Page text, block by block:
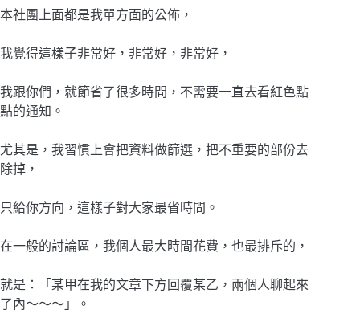
本社團上面都是我單方面的公佈，
我覺得這樣子非常好，非常好，非常好，
我跟你們，就節省了很多時間，不需要一直去看紅色點
點的通知。
尤其是，我習慣上會把資料做篩選，把不重要的部份去
除掉，
只給你方向，這樣子對大家最省時間。
在一般的討論區，我個人最大時間花費，也最排斥的，
就是：「某甲在我的文章下方回覆某乙，兩個人聊起來
了內～～～」。